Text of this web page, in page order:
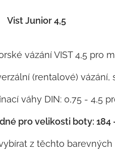
Vist Junior 4,5
vázání VIST 4,5 pro
(rentalové)
váhy DIN: 0,75 - 4,5
pro velikosti boty: 184
z těchto barevných